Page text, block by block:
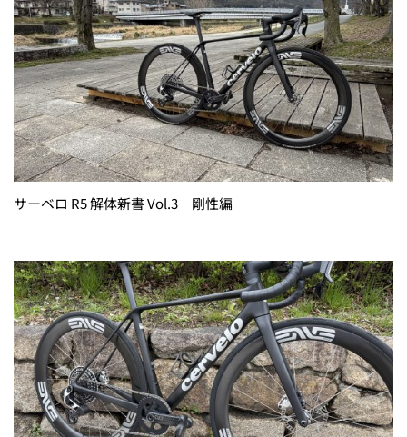
サーベロ R5 解体新書 Vol.3 剛性編